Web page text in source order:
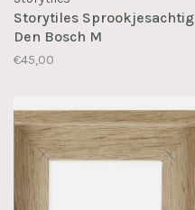
Storytiles Sprookjesachtig
Den Bosch M
€45,00